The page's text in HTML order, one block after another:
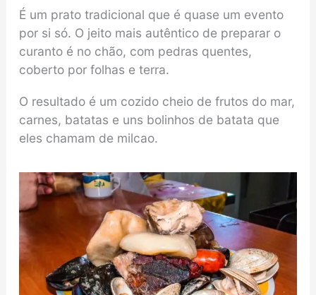
É um prato tradicional que é quase um evento
por si só. O jeito mais autêntico de preparar o
curanto é no chão, com pedras quentes,
coberto por folhas e terra.
O resultado é um cozido cheio de frutos do mar,
carnes, batatas e uns bolinhos de batata que
eles chamam de milcao.